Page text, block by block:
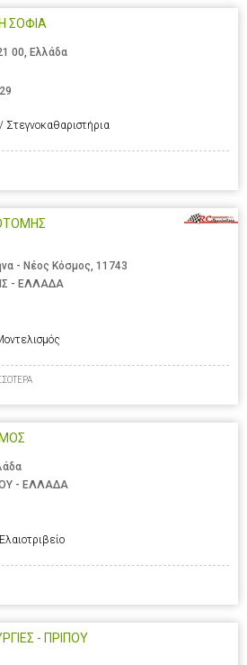
ΣΟΦΙΑ
00, Ελλάδα
/ Στεγνοκαθαριστήρια
- Νέος Κόσμος, 11743
- ΕΛΛΑΔΑ
- ΕΛΛΑΔΑ
- ΠΡΙΠΟΥ